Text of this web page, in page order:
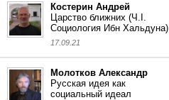
Костерин Андрей
Царство ближних (Ч.I.
Социология Ибн Хальдуна)
17.09.21
Молотков Александр
Русская идея как
социальный идеал